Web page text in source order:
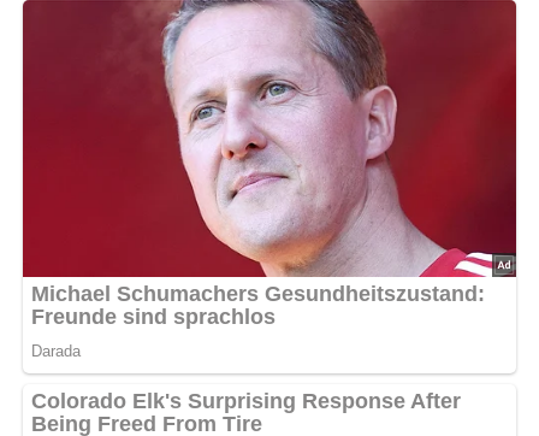
1/4 Liter Weißwein, herb
Zitronenmelisse
Lob, Kritik, Fragen oder Anregungen zum Rezept?
Dann hinterlasse doch bitte einen Kommentar am
Ende dieser Seite & auch eine Bewertung!
Und so wird die Forelle vom
Rost gemacht